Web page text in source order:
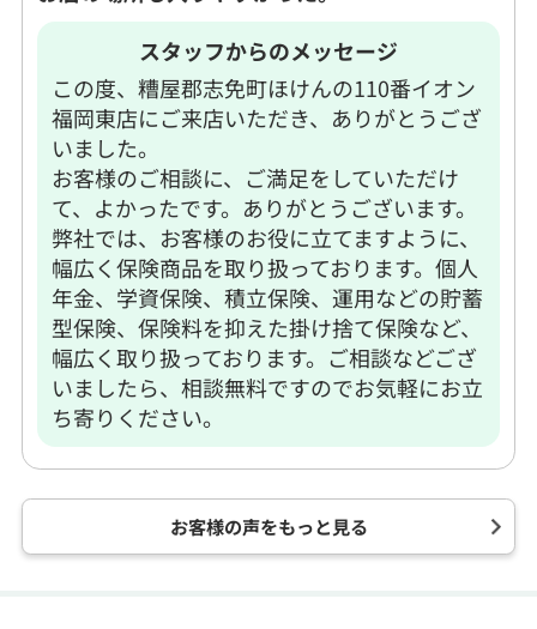
スタッフからのメッセージ
この度、糟屋郡志免町ほけんの110番イオン
福岡東店にご来店いただき、ありがとうござ
いました。
お客様のご相談に、ご満足をしていただけ
て、よかったです。ありがとうございます。
弊社では、お客様のお役に立てますように、
幅広く保険商品を取り扱っております。個人
年金、学資保険、積立保険、運用などの貯蓄
型保険、保険料を抑えた掛け捨て保険など、
幅広く取り扱っております。ご相談などござ
いましたら、相談無料ですのでお気軽にお立
ち寄りください。
お客様の声をもっと見る